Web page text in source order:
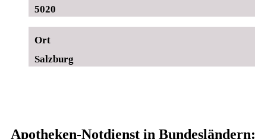
5020
Ort
Salzburg
Apotheken-Notdienst in Bundesländern: